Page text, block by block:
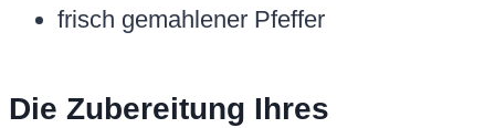
frisch gemahlener Pfeffer
Die Zubereitung Ihres